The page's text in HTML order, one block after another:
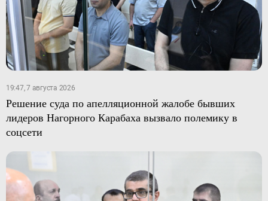
19:47, 7 августа 2026
Решение суда по апелляционной жалобе бывших
лидеров Нагорного Карабаха вызвало полемику в
соцсети